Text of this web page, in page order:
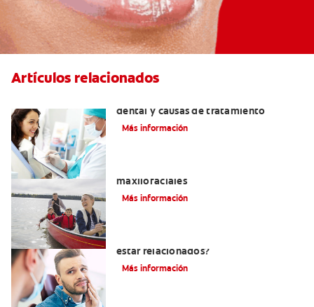
Artículos relacionados
dental y causas de tratamiento
Más información
maxilofaciales
Más información
estar relacionados?
Más información